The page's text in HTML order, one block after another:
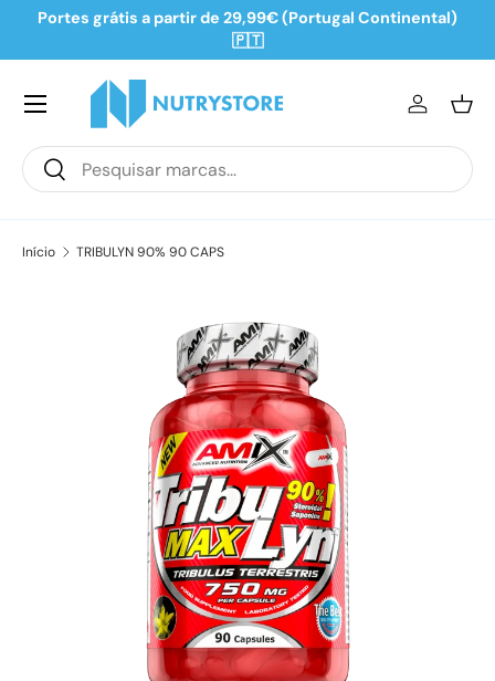
Portes grátis a partir de 29,99€ (Portugal Continental)
🇵🇹
Pesquisar
Pesquisar
Iniciar
Início TRIBULYN 90% 90 CAPS
Saltar para a informação do produto